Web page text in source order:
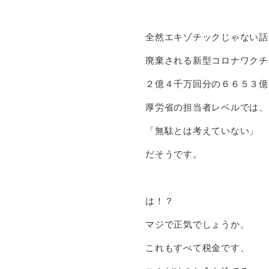
全然エキゾチックじゃない話
廃棄される新型コロナワクチ
２億４千万回分の６６５３億
厚労省の担当者レベルでは、
「無駄とは考えていない」
だそうです。
は！？
マジで正気でしょうか。
これもすべて税金です、